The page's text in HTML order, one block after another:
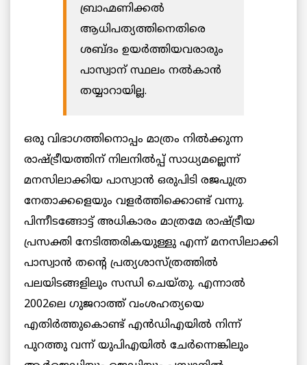
ബ്രാഹ്മണിക്കൽ
ആധിപത്യത്തിനെതിരെ
ശബ്ദം ഉയർത്തിയവരാരും
പാസ്വാന് സ്ഥലം നൽകാൻ
തയ്യാറായില്ല.
ഒരു വിഭാഗത്തിനൊപ്പം മാത്രം നിൽക്കുന്ന
രാഷ്ട്രീയത്തിന് നിലനിൽപ്പ് സാധ്യമല്ലെന്ന്
മനസിലാക്കിയ പാസ്വാൻ ഒരുപിടി രജപുത്ര
നേതാക്കളെയും വളർത്തിക്കൊണ്ട് വന്നു.
പിന്നീടങ്ങോട്ട് അധികാരം മാത്രമേ രാഷ്ട്രീയ
പ്രസക്തി നേടിത്തരികയുള്ളു എന്ന് മനസിലാക്കി
പാസ്വാൻ തന്റെ പ്രത്യശാസ്ത്രത്തിൽ
പലയിടങ്ങളിലും സന്ധി ചെയ്തു. എന്നാൽ
2002ലെ ഗുജറാത്ത് വംശഹത്യയെ
എതിർത്തുകൊണ്ട് എൻഡിഎയിൽ നിന്ന്
പുറത്തു വന്ന് യുപിഎയിൽ ചേർന്നെങ്കിലും